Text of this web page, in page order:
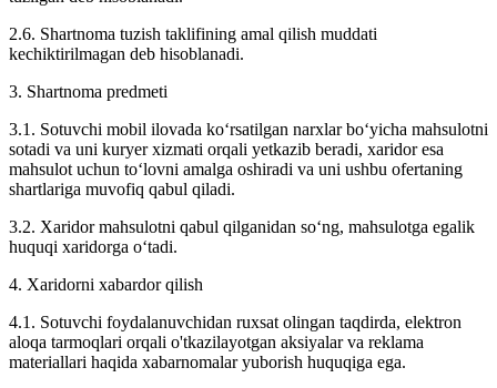
2.6. Shartnoma tuzish taklifining amal qilish muddati
kechiktirilmagan deb hisoblanadi.
3. Shartnoma predmeti
3.1. Sotuvchi mobil ilovada ko‘rsatilgan narxlar bo‘yicha mahsulotni
sotadi va uni kuryer xizmati orqali yetkazib beradi, xaridor esa
mahsulot uchun to‘lovni amalga oshiradi va uni ushbu ofertaning
shartlariga muvofiq qabul qiladi.
3.2. Xaridor mahsulotni qabul qilganidan so‘ng, mahsulotga egalik
huquqi xaridorga o‘tadi.
4. Xaridorni xabardor qilish
4.1. Sotuvchi foydalanuvchidan ruxsat olingan taqdirda, elektron
aloqa tarmoqlari orqali o'tkazilayotgan aksiyalar va reklama
materiallari haqida xabarnomalar yuborish huquqiga ega.